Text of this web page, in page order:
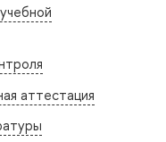
аттестация